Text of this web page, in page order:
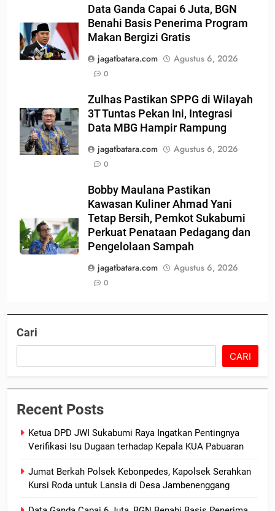
Data Ganda Capai 6 Juta, BGN
Benahi Basis Penerima Program
Makan Bergizi Gratis
jagatbatara.com
Agustus 6, 2026
0
Zulhas Pastikan SPPG di Wilayah
3T Tuntas Pekan Ini, Integrasi
Data MBG Hampir Rampung
jagatbatara.com
Agustus 6, 2026
0
Bobby Maulana Pastikan
Kawasan Kuliner Ahmad Yani
Tetap Bersih, Pemkot Sukabumi
Perkuat Penataan Pedagang dan
Pengelolaan Sampah
jagatbatara.com
Agustus 6, 2026
0
Cari
CARI
Recent Posts
Ketua DPD JWI Sukabumi Raya Ingatkan Pentingnya
Verifikasi Isu Dugaan terhadap Kepala KUA Pabuaran
Jumat Berkah Polsek Kebonpedes, Kapolsek Serahkan
Kursi Roda untuk Lansia di Desa Jambenenggang